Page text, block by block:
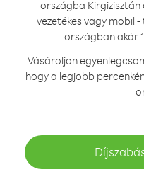
országba Kirgizisztán
vezetékes vagy mobil
országban akár
Vásároljon
hogy a legjobb